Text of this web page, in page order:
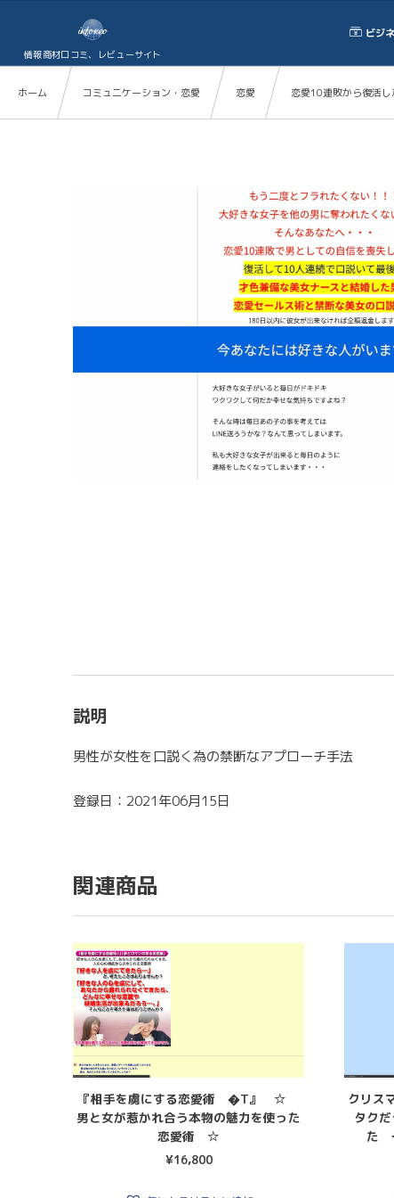
情報商材口コミ、レビューサイト
ビジ
ホーム コミュニケーション・恋愛 恋愛 恋愛10連敗から復活
説明
男性が女性を口説く為の禁断なアプローチ手法
登録日：2021年06月15日
関連商品
『相手を虜にする恋愛術 �T』 ☆
男と女が惹かれ合う本物の魅力を使った
恋愛術 ☆
¥16,800
クリス
タク
た